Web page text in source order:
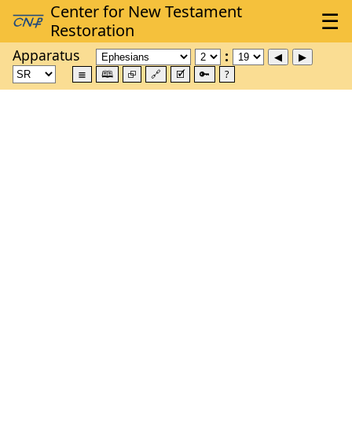
Apparatus
≣ 🕮 ⮺ 🔗 🗹 🔑 ?